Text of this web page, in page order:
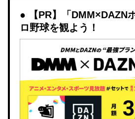
【PR】「DMM×DAZN
ロ野球を観よう！